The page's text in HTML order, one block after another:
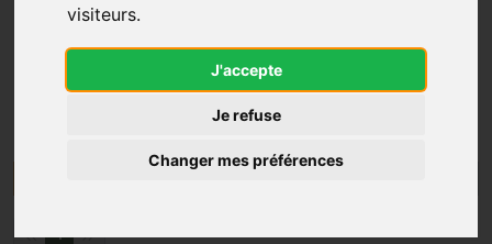
visiteurs.
J'accepte
Je refuse
Changer mes préférences
1